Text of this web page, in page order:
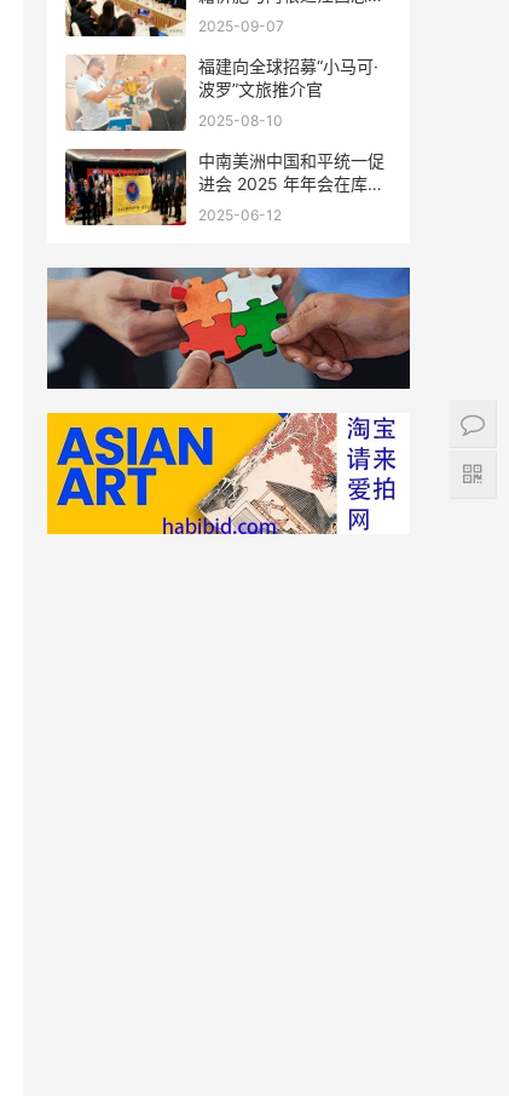
会座谈
2025-09-07
福建向全球招募“小马可·
波罗”文旅推介官
2025-08-10
中南美洲中国和平统一促
进会 2025 年年会在库拉
索圆满举行，共绘反“独”
2025-06-12